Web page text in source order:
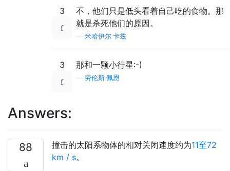
3
不，他们只是低头看着自己吃的食物。那
就是杀死他们的原因。
米哈伊尔·卡兹
3 那和一颗小行星:-)
劳伦斯·佩恩
Answers:
88 撞击的太阳系物体的相对关闭速度约为11至72
km / s。